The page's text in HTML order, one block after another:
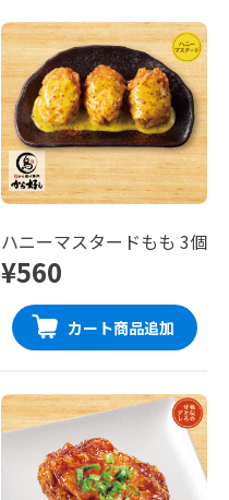
ハニーマスタードもも 3個
¥560
カート商品追加